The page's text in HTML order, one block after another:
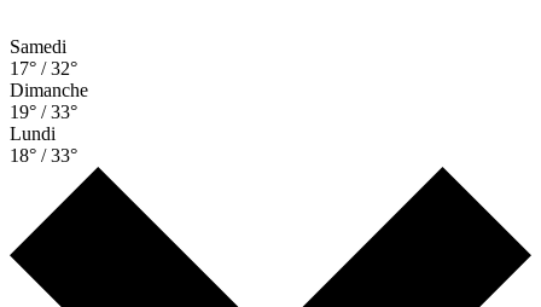
Samedi
17° / 32°
Dimanche
19° / 33°
Lundi
18° / 33°